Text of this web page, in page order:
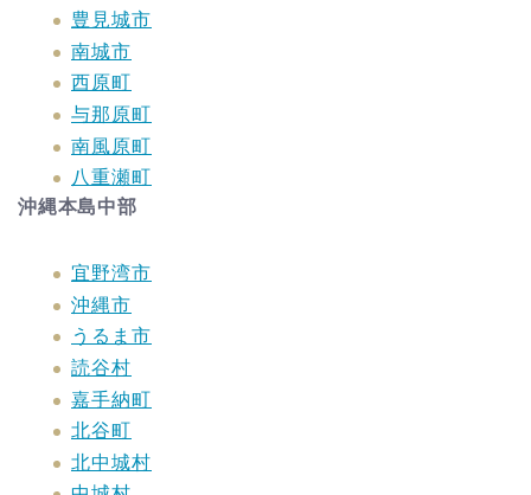
豊見城市
南城市
西原町
与那原町
南風原町
八重瀬町
沖縄本島中部
宜野湾市
沖縄市
うるま市
読谷村
嘉手納町
北谷町
北中城村